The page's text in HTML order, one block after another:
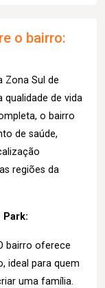
o bairro:
Zona Sul de
qualidade de vida
o bairro
de saúde,
regiões da
Park:
bairro oferece
ideal para quem
uma família.